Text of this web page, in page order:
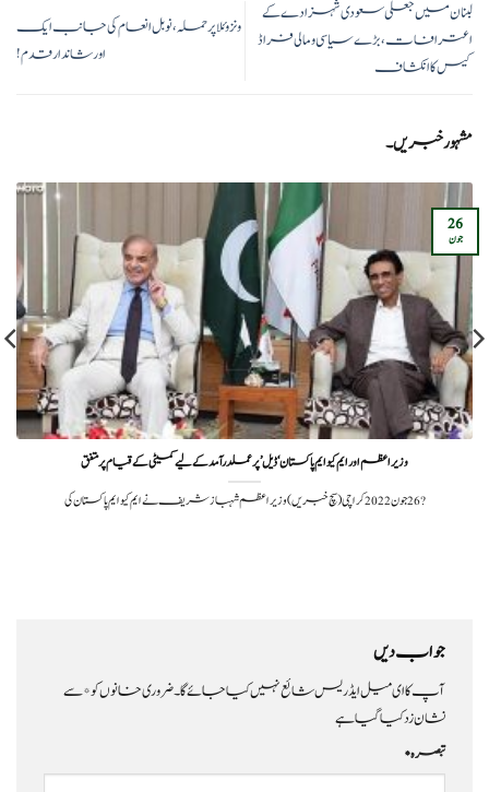
لبنان میں جعلی سعودی شہزادے کے
اعترافات،بڑے سیاسی و مالی فراڈ
کیس کا انکشاف
ونزوئلا پر حملہ، نوبل انعام کی جانب ایک
اور شاندار قدم!
مشہور خبریں۔
وزیر اعظم اور ایم کیو ایم پاکستان ‘ڈیل’ پر عملدرآمد کے لیے کمیٹی کے قیام پر متفق
?️ 26 جون 2022 کراچی(سچ خبریں)وزیر اعظم شہباز شریف نے ایم کیو ایم پاکستان کی
26
جون
جواب دیں
آپ کا ای میل ایڈریس شائع نہیں کیا جائے گا۔ضروری خانوں کو*سے
نشان زد کیا گیا ہے
تبصرہ*